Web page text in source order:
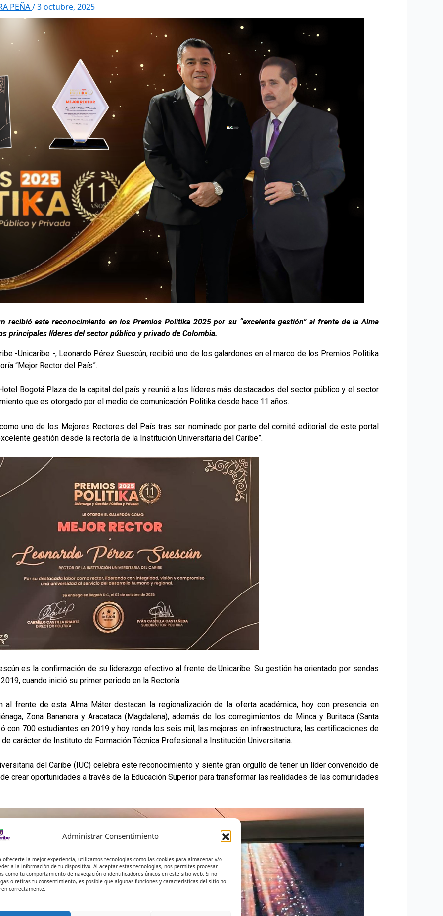
Administrar Consentimiento
ofrecerte la mejor experiencia, utilizamos tecnologías como las cookies para almacenar y/o
a la información de tu dispositivo. Al aceptar estas tecnologías, nos permites procesar
como tu comportamiento de navegación o identificadores únicos en este sitio web. Si no
o retiras tu consentimiento, es posible que algunas funciones y características del sitio no
correctamente.
PEÑA/3 octubre, 2025
recibió este reconocimiento en los Premios Politika 2025 por su “excelente gestión” al frente de la Alma
principales líderes del sector público y privado de Colombia.
-Unicaribe -, Leonardo Pérez Suescún, recibió uno de los galardones en el marco de los Premios Politika
“Mejor Rector del País”.
Bogotá Plaza de la capital del país y reunió a los líderes más destacados del sector público y el sector
que es otorgado por el medio de comunicación Politika desde hace 11 años.
uno de los Mejores Rectores del País tras ser nominado por parte del comité editorial de este portal
gestión desde la rectoría de la Institución Universitaria del Caribe”.
es la confirmación de su liderazgo efectivo al frente de Unicaribe. Su gestión ha orientado por sendas
cuando inició su primer periodo en la Rectoría.
frente de esta Alma Máter destacan la regionalización de la oferta académica, hoy con presencia en
Zona Bananera y Aracataca (Magdalena), además de los corregimientos de Minca y Buritaca (Santa
con 700 estudiantes en 2019 y hoy ronda los seis mil; las mejoras en infraestructura; las certificaciones de
carácter de Instituto de Formación Técnica Profesional a Institución Universitaria.
del Caribe (IUC) celebra este reconocimiento y siente gran orgullo de tener un líder convencido de
crear oportunidades a través de la Educación Superior para transformar las realidades de las comunidades